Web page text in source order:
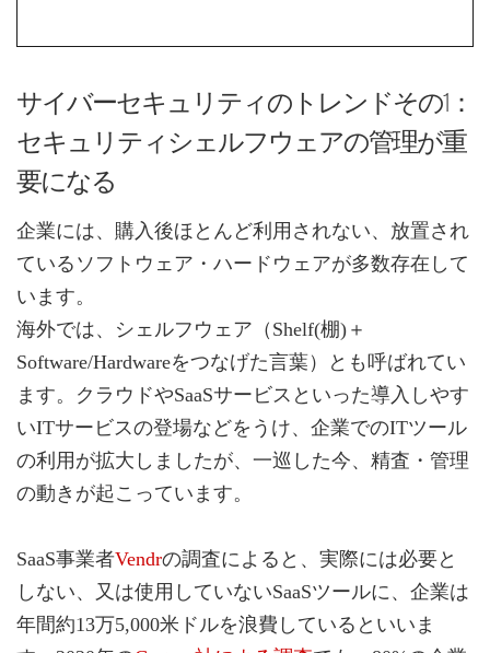
サイバーセキュリティのトレンドその1：
セキュリティシェルフウェアの管理が重
要になる
企業には、購入後ほとんど利用されない、放置され
ているソフトウェア・ハードウェアが多数存在して
います。
海外では、シェルフウェア（Shelf(棚)＋
Software/Hardwareをつなげた言葉）とも呼ばれてい
ます。クラウドやSaaSサービスといった導入しやす
いITサービスの登場などをうけ、企業でのITツール
の利用が拡大しましたが、一巡した今、精査・管理
の動きが起こっています。
SaaS事業者Vendrの調査によると、実際には必要と
しない、又は使用していないSaaSツールに、企業は
年間約13万5,000米ドルを浪費しているといいま